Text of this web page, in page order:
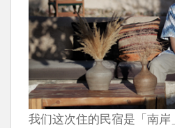
我们这次住的民宿是「南岸